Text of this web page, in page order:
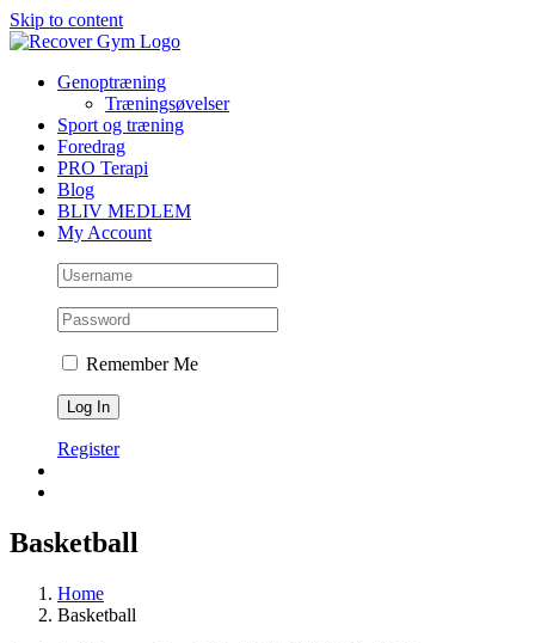
Skip to content
Genoptræning
Træningsøvelser
Sport og træning
Foredrag
PRO Terapi
Blog
BLIV MEDLEM
My Account
Remember Me
Register
Basketball
Home
Basketball